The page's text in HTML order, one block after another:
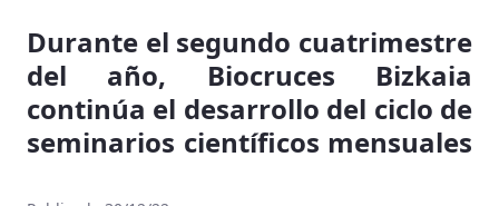
Durante el segundo cuatrimestre
del año, Biocruces Bizkaia
continúa el desarrollo del ciclo de
seminarios científicos mensuales